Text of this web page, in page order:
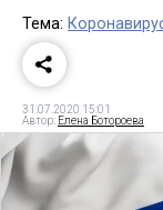
Тема:
31.07.2020 15:01
Автор: Елена Ботороева